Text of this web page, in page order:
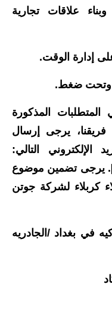
علاقات تجارية
إدارة الوقت.
وتحت ضغط.
المذكورة
يرجى إرسال
الإلكتروني التالي:
يرجى تضمين موضوع
كربلاء لشركة جوتن
في بغداد /الجادريه